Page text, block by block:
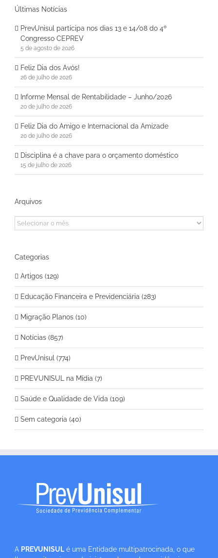
Últimas Notícias
PrevUnisul participa nos dias 13 e 14/08 do 4º
Congresso CEPREV
5 de agosto de 2026
Feliz Dia dos Avós!
26 de julho de 2026
Informe Mensal de Rentabilidade – Junho/2026
20 de julho de 2026
Feliz Dia do Amigo e Internacional da Amizade
20 de julho de 2026
Disciplina é a chave para o orçamento doméstico
15 de julho de 2026
Arquivos
Arquivos
Categorias
Artigos (129)
Educação Financeira e Previdenciária (283)
Migração Planos (10)
Notícias (857)
PrevUnisul (774)
PREVUNISUL na Mídia (7)
Saúde e Qualidade de Vida (109)
Sem categoria (40)
A PREVUNISUL é uma Entidade multipatrocinada, o que